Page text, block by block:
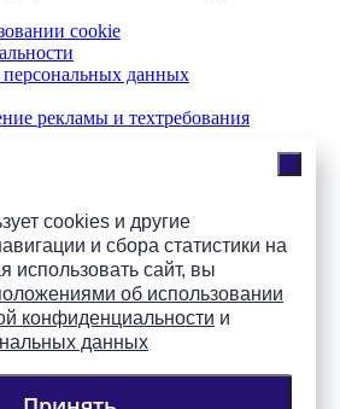
cookies и другие
и сбора статистики на
использовать сайт, вы
об использовании
конфиденциальности и
данных
cookie
персональных данных
рекламы и техтребования
8(8112) 500-131
«7 небо» онлайн